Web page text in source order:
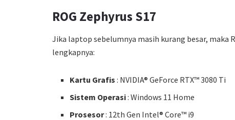
ROG Zephyrus S17
Jika laptop sebelumnya masih kurang besar, maka
lengkapnya:
Kartu Grafis : NVIDIA® GeForce RTX™ 3080 Ti
Sistem Operasi: Windows 11 Home
Prosesor: 12th Gen Intel® Core™ i9